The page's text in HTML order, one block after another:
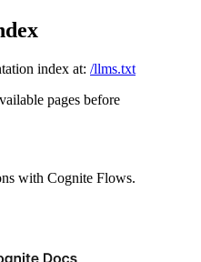
index at: /llms.txt
pages before
with Cognite Flows.